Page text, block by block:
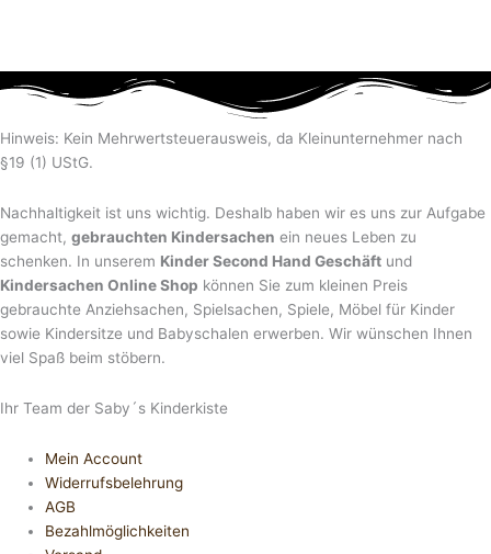
Hinweis: Kein Mehrwertsteuerausweis, da Kleinunternehmer nach
§19 (1) UStG.
Nachhaltigkeit ist uns wichtig. Deshalb haben wir es uns zur Aufgabe
gemacht, gebrauchten Kindersachen ein neues Leben zu
schenken. In unserem Kinder Second Hand Geschäft und
Kindersachen Online Shop können Sie zum kleinen Preis
gebrauchte Anziehsachen, Spiel­sachen, Spiele, Möbel für Kinder
sowie Kindersitze und Babyschalen erwerben. Wir wünschen Ihnen
viel Spaß beim stöbern.
Ihr Team der Saby´s Kinderkiste
Mein Account
Widerrufsbelehrung
AGB
Bezahlmöglichkeiten